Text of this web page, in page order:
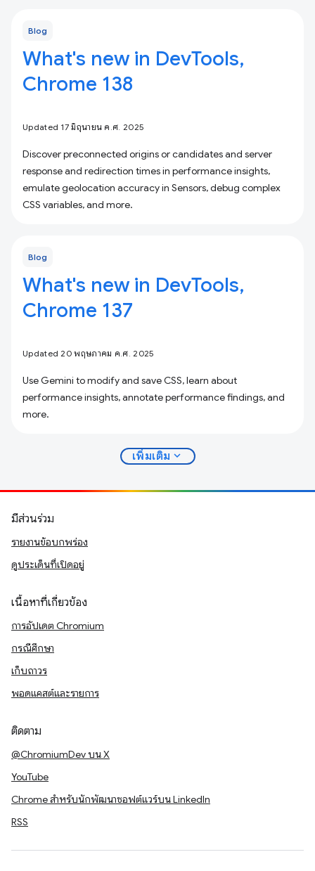
Blog
What's new in DevTools,
Chrome 138
Updated 17 มิถุนายน ค.ศ. 2025
Discover preconnected origins or candidates and server
response and redirection times in performance insights,
emulate geolocation accuracy in Sensors, debug complex
CSS variables, and more.
Blog
What's new in DevTools,
Chrome 137
Updated 20 พฤษภาคม ค.ศ. 2025
Use Gemini to modify and save CSS, learn about
performance insights, annotate performance findings, and
more.
เพิ่มเติม expand_more
มีส่วนร่วม
รายงานข้อบกพร่อง
ดูประเด็นที่เปิดอยู่
เนื้อหาที่เกี่ยวข้อง
การอัปเดต Chromium
กรณีศึกษา
เก็บถาวร
พอดแคสต์และรายการ
ติดตาม
@ChromiumDev บน X
YouTube
Chrome สำหรับนักพัฒนาซอฟต์แวร์บน LinkedIn
RSS